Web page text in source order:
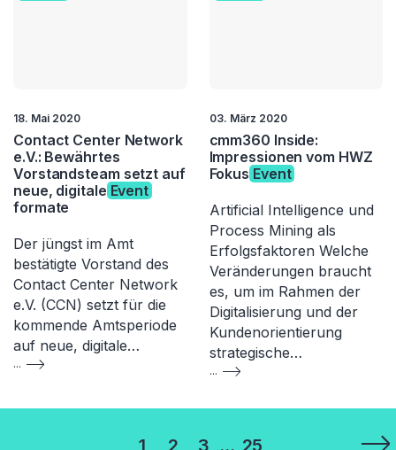
18. Mai 2020
Contact Center Network
e.V.: Bewährtes
Vorstandsteam setzt auf
neue, digitale Event
formate
Der jüngst im Amt
bestätigte Vorstand des
Contact Center Network
e.V. (CCN) setzt für die
kommende Amtsperiode
auf neue, digitale…
...
03. März 2020
cmm360 Inside:
Impressionen vom HWZ
Fokus Event
Artificial Intelligence und
Process Mining als
Erfolgsfaktoren Welche
Veränderungen braucht
es, um im Rahmen der
Digitalisierung und der
Kundenorientierung
strategische…
...
1 2 3 … 25